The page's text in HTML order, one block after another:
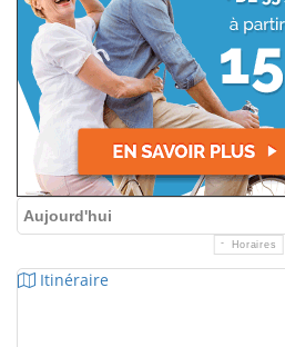
Aujourd'hui
Horaires
Itinéraire